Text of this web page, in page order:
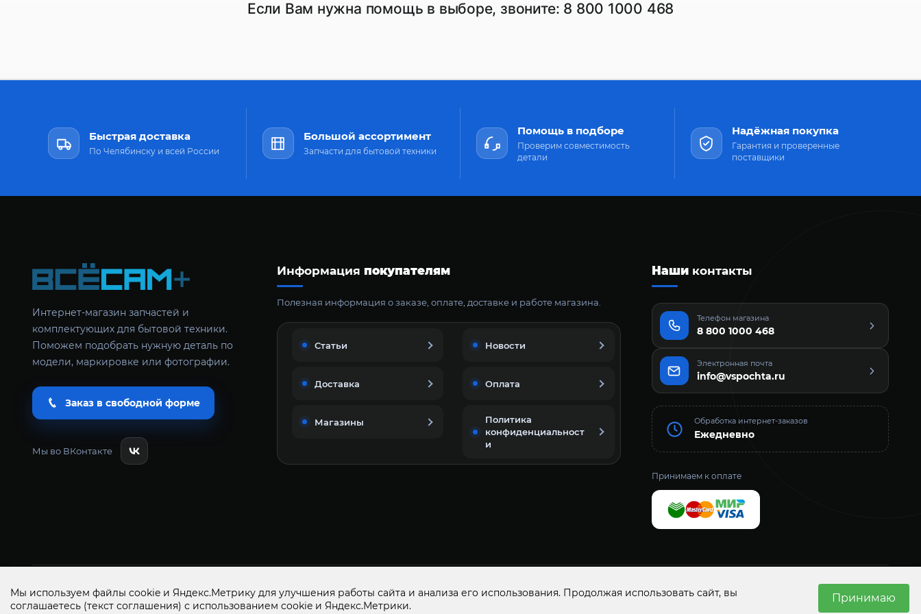
Если Вам нужна помощь в выборе, звоните: 8 800 1000 468
Быстрая доставка
По Челябинску и всей России
Большой ассортимент
Запчасти для бытовой техники
Помощь в подборе
Проверим совместимость
детали
Надёжная покупка
Гарантия и проверенные
поставщики
Интернет-магазин запчастей и
комплектующих для бытовой техники.
Поможем подобрать нужную деталь по
модели, маркировке или фотографии.
Заказ в свободной форме
Мы во ВКонтакте
Информация покупателям
Полезная информация о заказе, оплате, доставке и работе магазина.
Статьи Новости
Доставка Оплата
Магазины
Политика
конфиденциальност
и
Нашиконтакты
Телефон магазина
8 800 1000 468
Электронная почта
info@vspochta.ru
Обработка интернет-заказов
Ежедневно
Принимаем к оплате
Всё Сам+ запчасти и аксессуары для бытовой техники © 2015-2026 ООО «ДОМАШНИЙ МАСТЕР»ОГРН 1157456021161ИНН 7452127894 г. Челябинск, пр. Ленина, д. 24, офис 53
Мы используем файлы cookie и Яндекс.Метрику для улучшения работы сайта и анализа его использования. Продолжая использовать сайт, вы
соглашаетесь (текст соглашения) с использованием cookie и Яндекс.Метрики.
Принимаю